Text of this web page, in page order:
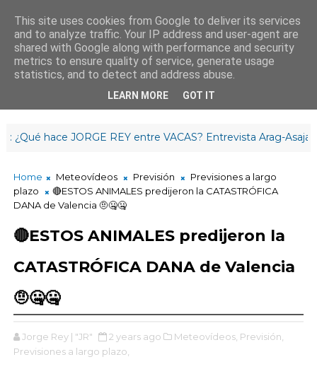
¡Buenos días!
12:04: 30
hace JORGE REY entre VACAS? Entrevista Arag-Asaja La
Home Meteovídeos Previsión
Previsiones a largo
plazo
🔴ESTOS ANIMALES predijeron la CATASTRÓFICA
DANA de Valencia 🤨🤐🤐
🔴ESTOS ANIMALES predijeron la
CATASTRÓFICA DANA de Valencia
🤨🤐🤐
Jorge Rey | "JR" 2 years ago Meteovídeos, Previsión,
Previsiones a largo plazo,
This site uses cookies from Google to deliver its services
and to analyze traffic. Your IP address and user-agent are
shared with Google along with performance and security
metrics to ensure quality of service, generate usage
statistics, and to detect and address abuse.
LEARN MORE GOT IT